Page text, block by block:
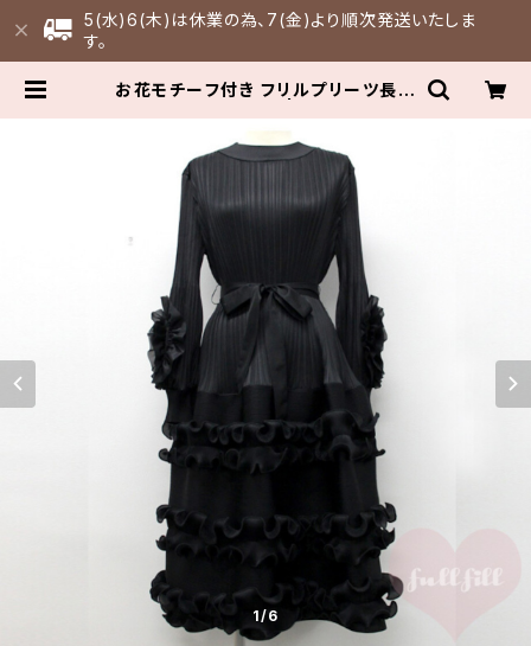
5(水)6(木)は休業の為、7(金)より順次発送いたしま
す。
お花モチーフ付き フリルプリーツ長袖
1/6